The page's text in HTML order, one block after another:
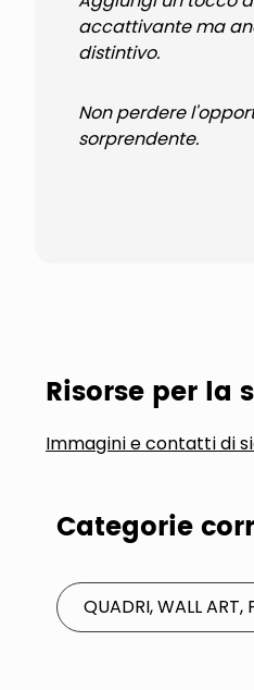
accattivante ma
distintivo.
Non perdere
sorprendente.
Risorse per la
Immagini e contatti di
Categorie
QUADRI, WALL ART,